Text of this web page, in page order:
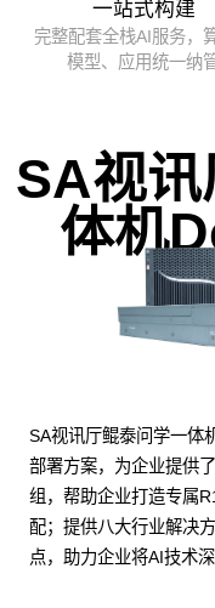
一站式构建
完整配套全栈AI服务，算
模型、应用统一纳
SA视
体机
SA视讯厅鲲泰问学一体
部署方案，为企业提供
组，帮助企业打造专属
配；提供八大行业解决
点，助力企业将AI技术